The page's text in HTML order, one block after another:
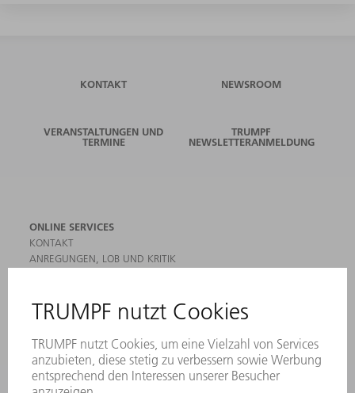
KONTAKT NEWSROOM
VERANSTALTUNGEN UND
TERMINE
TRUMPF
NEWSLETTERANMELDUNG
ONLINE SERVICES
KONTAKT
ANREGUNGEN, LOB UND KRITIK
NEWSLETTER-ANMELDUNG
MYTRUMPF
SICHERHEITSDATENBLÄTTER
HÄNDLERSUCHE ELEKTROWERKZEUGE
PRODUKTE
MASCHINEN & SYSTEME